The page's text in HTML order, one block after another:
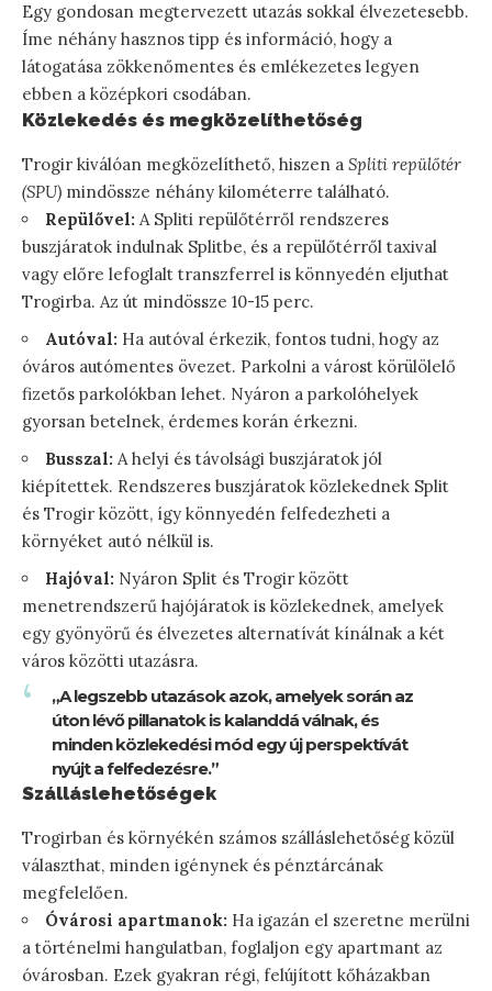
Egy gondosan megtervezett utazás sokkal élvezetesebb.
Íme néhány hasznos tipp és információ, hogy a
látogatása zökkenőmentes és emlékezetes legyen
ebben a középkori csodában.
Közlekedés és megközelíthetőség
Trogir kiválóan megközelíthető, hiszen a Spliti repülőtér
(SPU) mindössze néhány kilométerre található.
Repülővel: A Spliti repülőtérről rendszeres
buszjáratok indulnak Splitbe, és a repülőtérről taxival
vagy előre lefoglalt transzferrel is könnyedén eljuthat
Trogirba. Az út mindössze 10-15 perc.
Autóval: Ha autóval érkezik, fontos tudni, hogy az
óváros autómentes övezet. Parkolni a várost körülölelő
fizetős parkolókban lehet. Nyáron a parkolóhelyek
gyorsan betelnek, érdemes korán érkezni.
Busszal: A helyi és távolsági buszjáratok jól
kiépítettek. Rendszeres buszjáratok közlekednek Split
és Trogir között, így könnyedén felfedezheti a
környéket autó nélkül is.
Hajóval: Nyáron Split és Trogir között
menetrendszerű hajójáratok is közlekednek, amelyek
egy gyönyörű és élvezetes alternatívát kínálnak a két
város közötti utazásra.
„A legszebb utazások azok, amelyek során az
úton lévő pillanatok is kalanddá válnak, és
minden közlekedési mód egy új perspektívát
nyújt a felfedezésre.”
Szálláslehetőségek
Trogirban és környékén számos szálláslehetőség közül
választhat, minden igénynek és pénztárcának
megfelelően.
Óvárosi apartmanok: Ha igazán el szeretne merülni
a történelmi hangulatban, foglaljon egy apartmant az
óvárosban. Ezek gyakran régi, felújított kőházakban